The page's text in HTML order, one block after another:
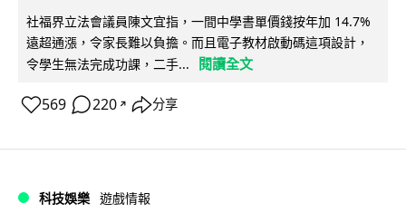
社福界立法會議員陳文宜指，一間中學書單價錢按年加 14.7%
遠超通漲，令家長難以負擔。而且電子教材啟動碼這項設計，
令學生無法完成功課，二手...
閱讀全文
569 220 ↗ 分享
科技娛樂 遊戲情報